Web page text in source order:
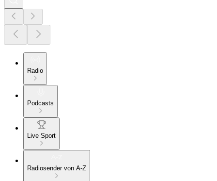
Radio
Podcasts
Live Sport
Radiosender von A-Z